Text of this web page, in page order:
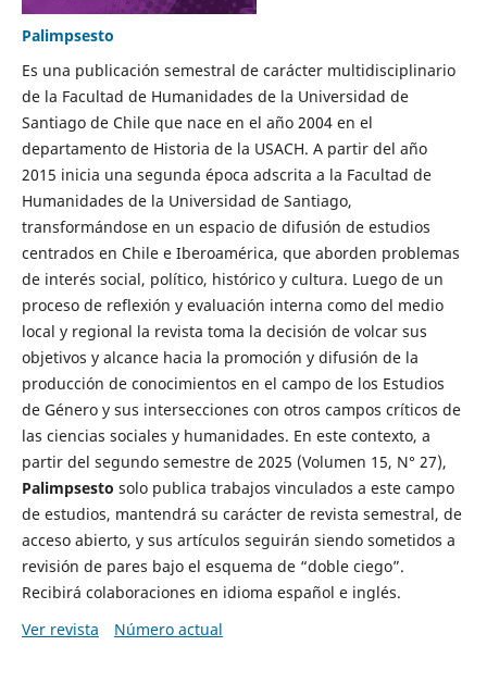
Palimpsesto
Es una publicación semestral de carácter multidisciplinario
de la Facultad de Humanidades de la Universidad de
Santiago de Chile que nace en el año 2004 en el
departamento de Historia de la USACH. A partir del año
2015 inicia una segunda época adscrita a la Facultad de
Humanidades de la Universidad de Santiago,
transformándose en un espacio de difusión de estudios
centrados en Chile e Iberoamérica, que aborden problemas
de interés social, político, histórico y cultura. Luego de un
proceso de reflexión y evaluación interna como del medio
local y regional la revista toma la decisión de volcar sus
objetivos y alcance hacia la promoción y difusión de la
producción de conocimientos en el campo de los Estudios
de Género y sus intersecciones con otros campos críticos de
las ciencias sociales y humanidades. En este contexto, a
partir del segundo semestre de 2025 (Volumen 15, N° 27),
Palimpsesto solo publica trabajos vinculados a este campo
de estudios, mantendrá su carácter de revista semestral, de
acceso abierto, y sus artículos seguirán siendo sometidos a
revisión de pares bajo el esquema de “doble ciego”.
Recibirá colaboraciones en idioma español e inglés.
Ver revista
Número actual